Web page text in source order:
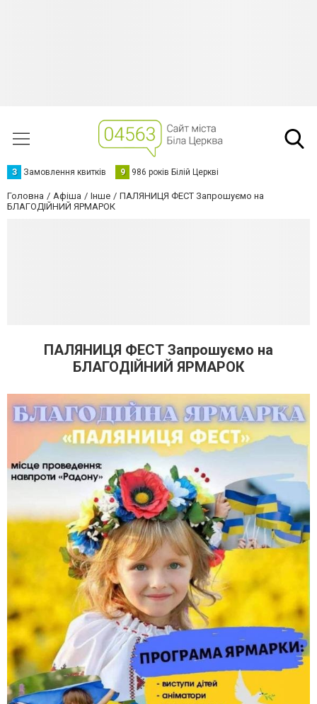
З Замовлення квитків 9 986 років Білій Церкві
Головна Афіша Інше
ПАЛЯНИЦЯ ФЕСТ Запрошуємо на
БЛАГОДІЙНИЙ ЯРМАРОК
ПАЛЯНИЦЯ ФЕСТ Запрошуємо на
БЛАГОДІЙНИЙ ЯРМАРОК